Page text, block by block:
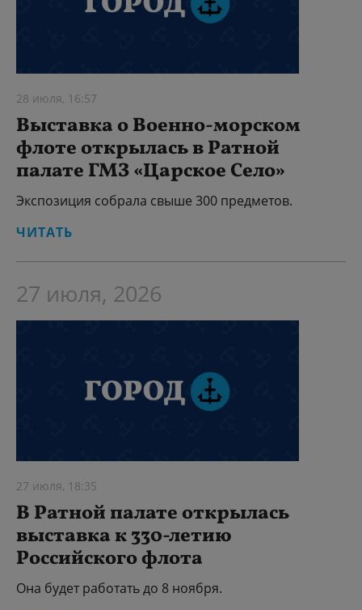
28 июля, 16:57
Выставка о Военно-морском
флоте открылась в Ратной
палате ГМЗ «Царское Село»
Экспозиция собрала свыше 300 предметов.
ЧИТАТЬ
27 июля, 2026
27 июля, 18:35
В Ратной палате открылась
выставка к 330-летию
Российского флота
Она будет работать до 8 ноября.